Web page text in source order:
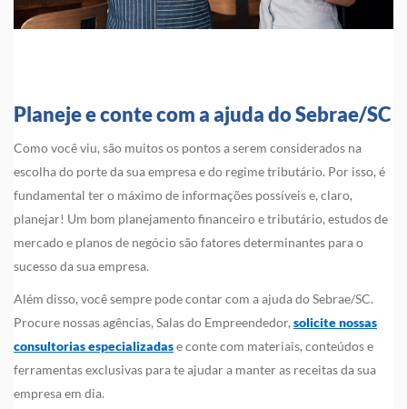
Planeje e conte com a ajuda do Sebrae/SC
Como você viu, são muitos os pontos a serem considerados na
escolha do porte da sua empresa e do regime tributário. Por isso, é
fundamental ter o máximo de informações possíveis e, claro,
planejar! Um bom planejamento financeiro e tributário, estudos de
mercado e planos de negócio são fatores determinantes para o
sucesso da sua empresa.
Além disso, você sempre pode contar com a ajuda do Sebrae/SC.
Procure nossas agências, Salas do Empreendedor, solicite nossas
consultorias especializadase conte com materiais, conteúdos e
ferramentas exclusivas para te ajudar a manter as receitas da sua
empresa em dia.